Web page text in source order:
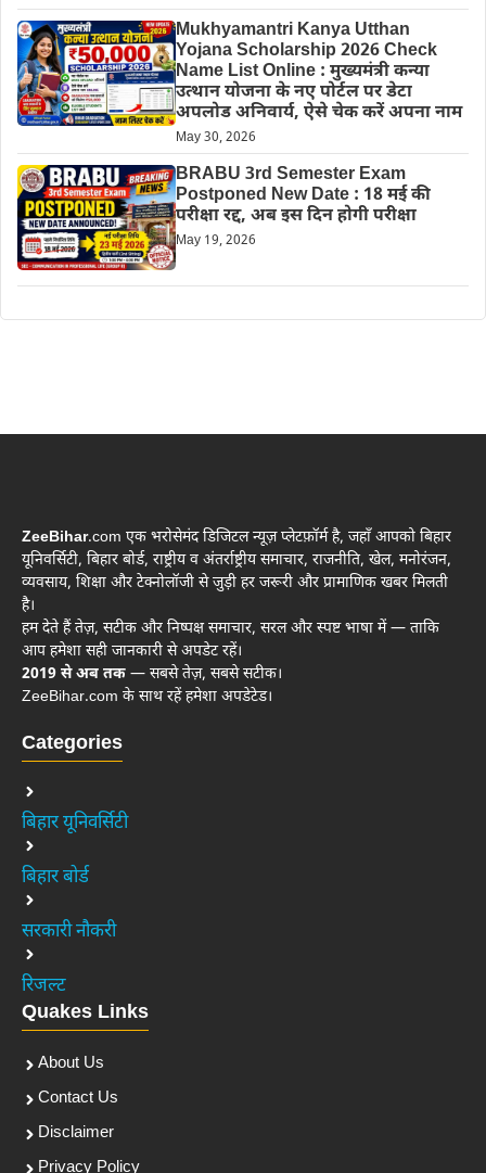
Mukhyamantri Kanya Utthan
Yojana Scholarship 2026 Check
Name List Online : मुख्यमंत्री कन्या
उत्थान योजना के नए पोर्टल पर डेटा
अपलोड अनिवार्य, ऐसे चेक करें अपना नाम
May 30, 2026
BRABU 3rd Semester Exam
Postponed New Date : 18 मई की
परीक्षा रद्द, अब इस दिन होगी परीक्षा
May 19, 2026
ZeeBihar.com एक भरोसेमंद डिजिटल न्यूज़ प्लेटफ़ॉर्म है, जहाँ आपको बिहार
यूनिवर्सिटी, बिहार बोर्ड, राष्ट्रीय व अंतर्राष्ट्रीय समाचार, राजनीति, खेल, मनोरंजन,
व्यवसाय, शिक्षा और टेक्नोलॉजी से जुड़ी हर जरूरी और प्रामाणिक खबर मिलती
है।
हम देते हैं तेज़, सटीक और निष्पक्ष समाचार, सरल और स्पष्ट भाषा में — ताकि
आप हमेशा सही जानकारी से अपडेट रहें।
2019 से अब तक — सबसे तेज़, सबसे सटीक।
ZeeBihar.com के साथ रहें हमेशा अपडेटेड।
Categories
बिहार यूनिवर्सिटी
बिहार बोर्ड
सरकारी नौकरी
रिजल्ट
Quakes Links
About Us
Contact Us
Disclaimer
Privacy Policy